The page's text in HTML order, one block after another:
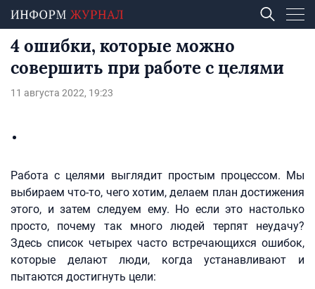
4 ошибки, которые можно
совершить при работе с целями
11 августа 2022, 19:23
Работа с целями выглядит простым процессом. Мы
выбираем что-то, чего хотим, делаем план достижения
этого, и затем следуем ему. Но если это настолько
просто, почему так много людей терпят неудачу?
Здесь список четырех часто встречающихся ошибок,
которые делают люди, когда устанавливают и
пытаются достигнуть цели: